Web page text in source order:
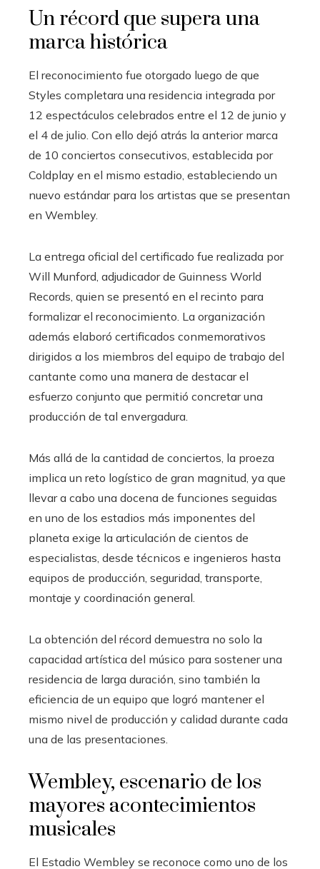
Un récord que supera una
marca histórica
El reconocimiento fue otorgado luego de que
Styles completara una residencia integrada por
12 espectáculos celebrados entre el 12 de junio y
el 4 de julio. Con ello dejó atrás la anterior marca
de 10 conciertos consecutivos, establecida por
Coldplay en el mismo estadio, estableciendo un
nuevo estándar para los artistas que se presentan
en Wembley.
La entrega oficial del certificado fue realizada por
Will Munford, adjudicador de Guinness World
Records, quien se presentó en el recinto para
formalizar el reconocimiento. La organización
además elaboró certificados conmemorativos
dirigidos a los miembros del equipo de trabajo del
cantante como una manera de destacar el
esfuerzo conjunto que permitió concretar una
producción de tal envergadura.
Más allá de la cantidad de conciertos, la proeza
implica un reto logístico de gran magnitud, ya que
llevar a cabo una docena de funciones seguidas
en uno de los estadios más imponentes del
planeta exige la articulación de cientos de
especialistas, desde técnicos e ingenieros hasta
equipos de producción, seguridad, transporte,
montaje y coordinación general.
La obtención del récord demuestra no solo la
capacidad artística del músico para sostener una
residencia de larga duración, sino también la
eficiencia de un equipo que logró mantener el
mismo nivel de producción y calidad durante cada
una de las presentaciones.
Wembley, escenario de los
mayores acontecimientos
musicales
El Estadio Wembley se reconoce como uno de los